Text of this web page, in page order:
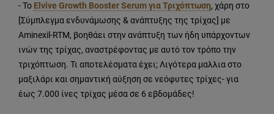
- Το Elvive Growth Booster Serum για Τριχόπτωση, χάρη στο
[Σύμπλεγμα ενδυνάμωσης & ανάπτυξης της τρίχας] με
Aminexil-RTM, βοηθάει στην ανάπτυξη των ήδη υπάρχοντων
ινών της τρίχας, αναστρέφοντας με αυτό τον τρόπο την
τριχόπτωση. Τι αποτελέσματα έχει; Λιγότερα μαλλια στο
μαξιλάρι και σημαντική αύξηση σε νεόφυτες τρίχες- για
έως 7.000 ίνες τρίχας μέσα σε 6 εβδομάδες!